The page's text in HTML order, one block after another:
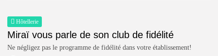
Hôtellerie
Miraï vous parle de son club de fidélité
Ne négligez pas le programme de fidélité dans votre établissement!